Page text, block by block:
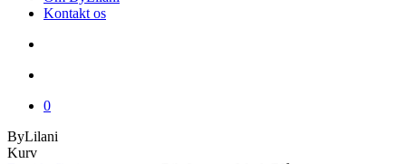
Kontakt os
0
ByLilani
KurvClose